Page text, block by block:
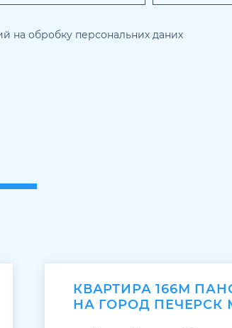
на обробку персональних даних
КВАРТИРА 166М
НА ГОРОД ПЕЧЕРСК